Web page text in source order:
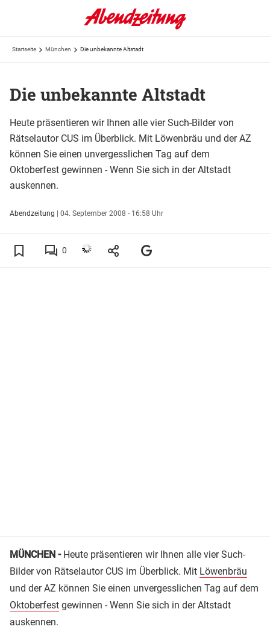
Startseite München Die unbekannte Altstadt
Die unbekannte Altstadt
Heute präsentieren wir Ihnen alle vier Such-Bilder von
Rätselautor CUS im Überblick. Mit Löwenbräu und der AZ
können Sie einen unvergesslichen Tag auf dem
Oktoberfest gewinnen - Wenn Sie sich in der Altstadt
auskennen.
Abendzeitung | 04. September 2008 - 16:58 Uhr
0
MÜNCHEN -Heute präsentieren wir Ihnen alle vier Such-
Bilder von Rätselautor CUS im Überblick. Mit Löwenbräu
und der AZ können Sie einen unvergesslichen Tag auf dem
Oktoberfest gewinnen - Wenn Sie sich in der Altstadt
auskennen.